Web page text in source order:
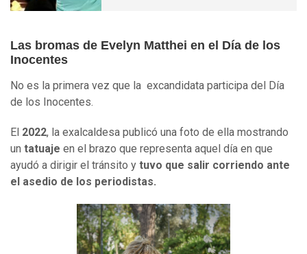
Las bromas de Evelyn Matthei en el Día de los
Inocentes
No es la primera vez que la excandidata participa del Día
de los Inocentes.
El 2022, la exalcaldesa publicó una foto de ella mostrando
un tatuaje en el brazo que representa aquel día en que
ayudó a dirigir el tránsito y tuvo que salir corriendo ante
el asedio de los periodistas.